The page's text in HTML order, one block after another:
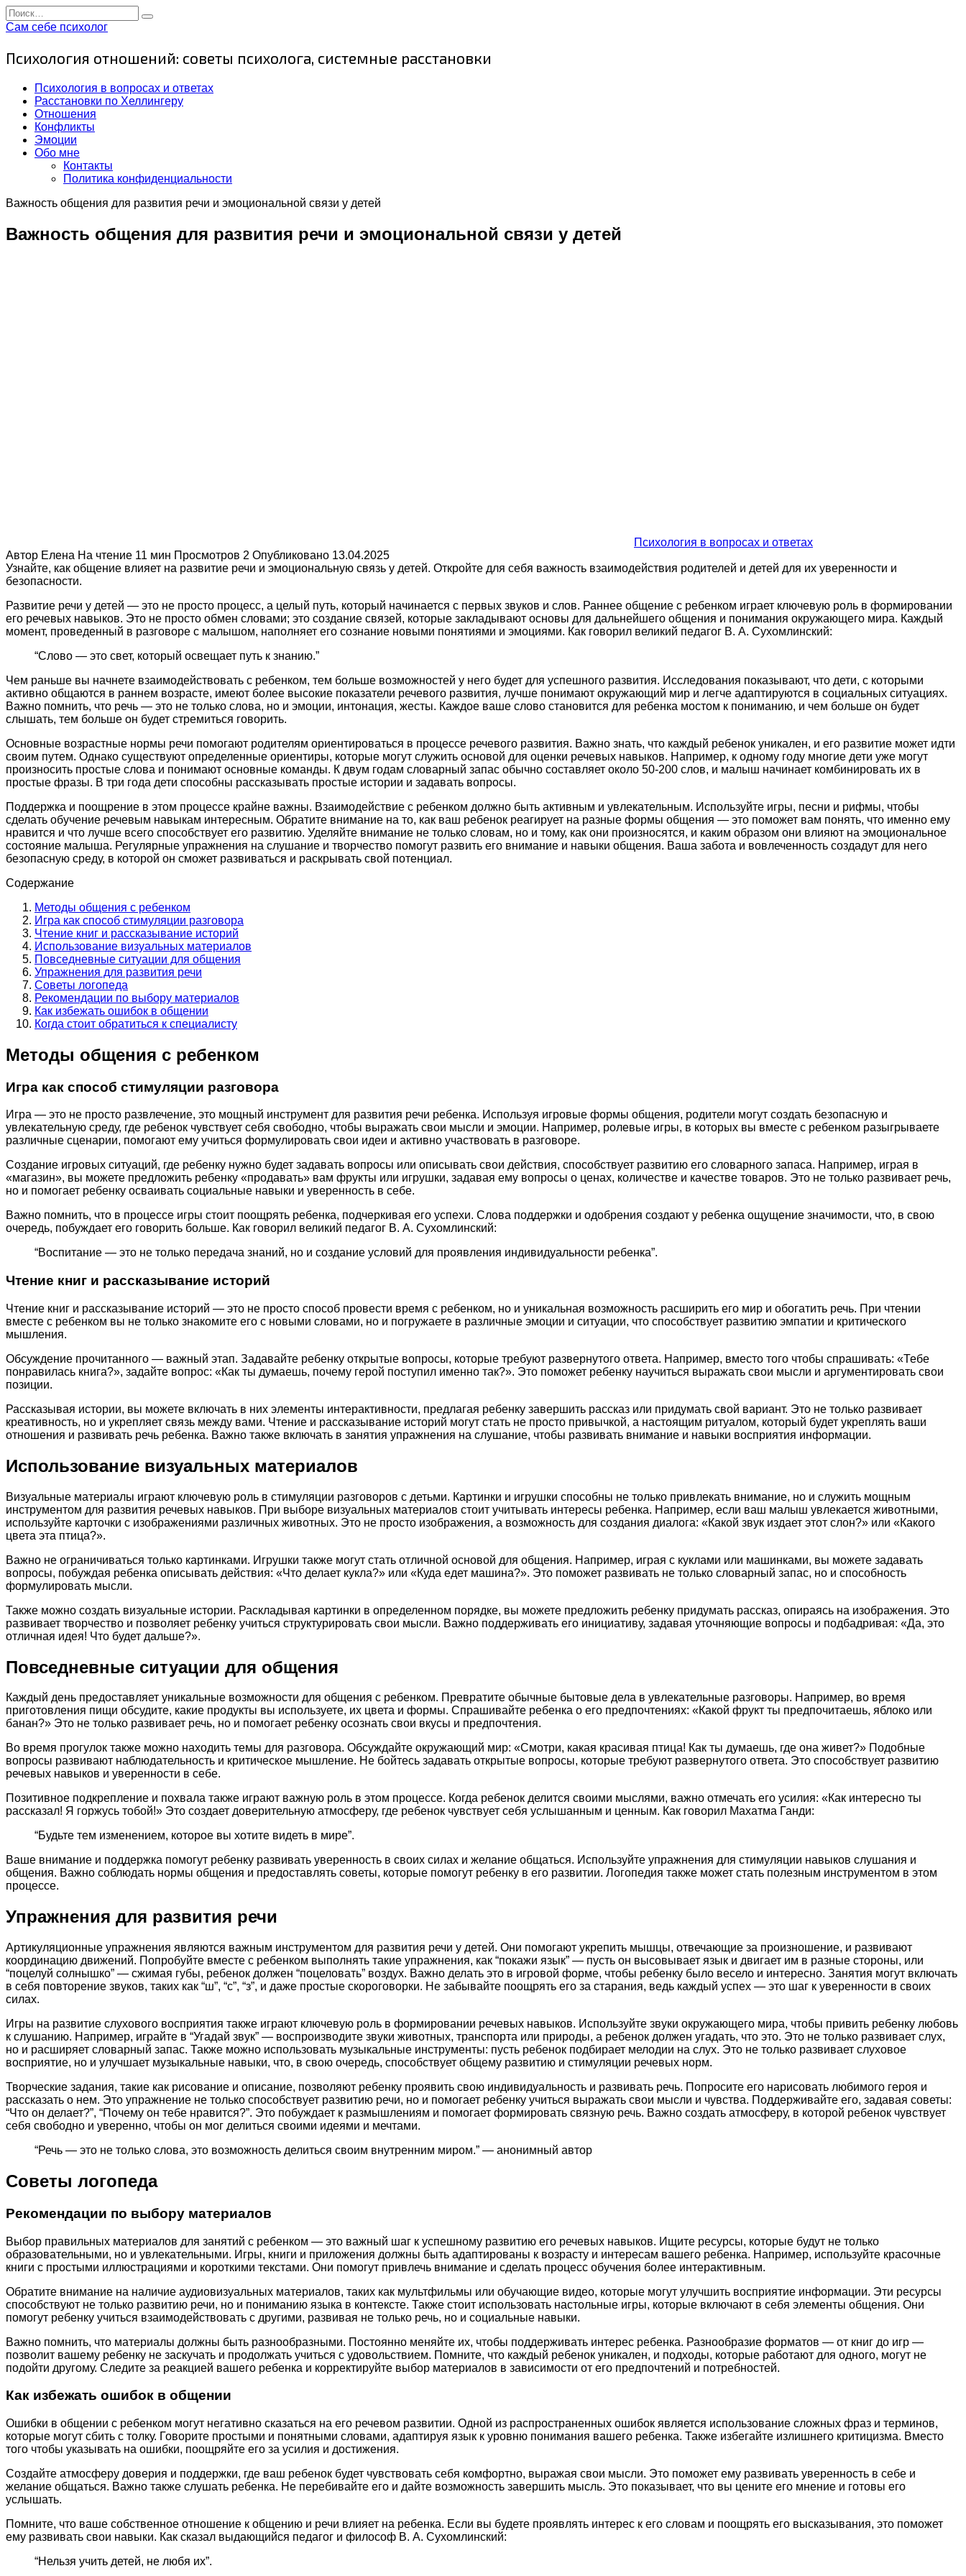
Перейти
к
Search
for:
Сам себе психолог
Психология отношений: советы психолога, системные расстановки
Психология в вопросах и ответах
Расстановки по Хеллингеру
Отношения
Конфликты
Эмоции
Обо мне
Контакты
Политика конфиденциальности
Важность общения для развития речи и эмоциональной связи у детей
Важность общения для развития речи и эмоциональной связи у детей
Психология в вопросах и ответах
Автор Елена На чтение 11 мин Просмотров 2 Опубликовано 13.04.2025
Узнайте, как общение влияет на развитие речи и эмоциональную связь у детей. Откройте для себя важность взаимодействия родителей и детей для их уверенности и
безопасности.
Развитие речи у детей — это не просто процесс, а целый путь, который начинается с первых звуков и слов. Раннее общение с ребенком играет ключевую роль в формировании
его речевых навыков. Это не просто обмен словами; это создание связей, которые закладывают основы для дальнейшего общения и понимания окружающего мира. Каждый
момент, проведенный в разговоре с малышом, наполняет его сознание новыми понятиями и эмоциями. Как говорил великий педагог В. А. Сухомлинский:
“Слово — это свет, который освещает путь к знанию.”
Чем раньше вы начнете взаимодействовать с ребенком, тем больше возможностей у него будет для успешного развития. Исследования показывают, что дети, с которыми
активно общаются в раннем возрасте, имеют более высокие показатели речевого развития, лучше понимают окружающий мир и легче адаптируются в социальных ситуациях.
Важно помнить, что речь — это не только слова, но и эмоции, интонация, жесты. Каждое ваше слово становится для ребенка мостом к пониманию, и чем больше он будет
слышать, тем больше он будет стремиться говорить.
Основные возрастные нормы речи помогают родителям ориентироваться в процессе речевого развития. Важно знать, что каждый ребенок уникален, и его развитие может идти
своим путем. Однако существуют определенные ориентиры, которые могут служить основой для оценки речевых навыков. Например, к одному году многие дети уже могут
произносить простые слова и понимают основные команды. К двум годам словарный запас обычно составляет около 50-200 слов, и малыш начинает комбинировать их в
простые фразы. В три года дети способны рассказывать простые истории и задавать вопросы.
Поддержка и поощрение в этом процессе крайне важны. Взаимодействие с ребенком должно быть активным и увлекательным. Используйте игры, песни и рифмы, чтобы
сделать обучение речевым навыкам интересным. Обратите внимание на то, как ваш ребенок реагирует на разные формы общения — это поможет вам понять, что именно ему
нравится и что лучше всего способствует его развитию. Уделяйте внимание не только словам, но и тому, как они произносятся, и каким образом они влияют на эмоциональное
состояние малыша. Регулярные упражнения на слушание и творчество помогут развить его внимание и навыки общения. Ваша забота и вовлеченность создадут для него
безопасную среду, в которой он сможет развиваться и раскрывать свой потенциал.
Содержание
Методы общения с ребенком
Игра как способ стимуляции разговора
Чтение книг и рассказывание историй
Использование визуальных материалов
Повседневные ситуации для общения
Упражнения для развития речи
Советы логопеда
Рекомендации по выбору материалов
Как избежать ошибок в общении
Когда стоит обратиться к специалисту
Методы общения с ребенком
Игра как способ стимуляции разговора
Игра — это не просто развлечение, это мощный инструмент для развития речи ребенка. Используя игровые формы общения, родители могут создать безопасную и
увлекательную среду, где ребенок чувствует себя свободно, чтобы выражать свои мысли и эмоции. Например, ролевые игры, в которых вы вместе с ребенком разыгрываете
различные сценарии, помогают ему учиться формулировать свои идеи и активно участвовать в разговоре.
Создание игровых ситуаций, где ребенку нужно будет задавать вопросы или описывать свои действия, способствует развитию его словарного запаса. Например, играя в
«магазин», вы можете предложить ребенку «продавать» вам фрукты или игрушки, задавая ему вопросы о ценах, количестве и качестве товаров. Это не только развивает речь,
но и помогает ребенку осваивать социальные навыки и уверенность в себе.
Важно помнить, что в процессе игры стоит поощрять ребенка, подчеркивая его успехи. Слова поддержки и одобрения создают у ребенка ощущение значимости, что, в свою
очередь, побуждает его говорить больше. Как говорил великий педагог В. А. Сухомлинский:
“Воспитание — это не только передача знаний, но и создание условий для проявления индивидуальности ребенка”.
Чтение книг и рассказывание историй
Чтение книг и рассказывание историй — это не просто способ провести время с ребенком, но и уникальная возможность расширить его мир и обогатить речь. При чтении
вместе с ребенком вы не только знакомите его с новыми словами, но и погружаете в различные эмоции и ситуации, что способствует развитию эмпатии и критического
мышления.
Обсуждение прочитанного — важный этап. Задавайте ребенку открытые вопросы, которые требуют развернутого ответа. Например, вместо того чтобы спрашивать: «Тебе
понравилась книга?», задайте вопрос: «Как ты думаешь, почему герой поступил именно так?». Это поможет ребенку научиться выражать свои мысли и аргументировать свои
позиции.
Рассказывая истории, вы можете включать в них элементы интерактивности, предлагая ребенку завершить рассказ или придумать свой вариант. Это не только развивает
креативность, но и укрепляет связь между вами. Чтение и рассказывание историй могут стать не просто привычкой, а настоящим ритуалом, который будет укреплять ваши
отношения и развивать речь ребенка. Важно также включать в занятия упражнения на слушание, чтобы развивать внимание и навыки восприятия информации.
Использование визуальных материалов
Визуальные материалы играют ключевую роль в стимуляции разговоров с детьми. Картинки и игрушки способны не только привлекать внимание, но и служить мощным
инструментом для развития речевых навыков. При выборе визуальных материалов стоит учитывать интересы ребенка. Например, если ваш малыш увлекается животными,
используйте карточки с изображениями различных животных. Это не просто изображения, а возможность для создания диалога: «Какой звук издает этот слон?» или «Какого
цвета эта птица?».
Важно не ограничиваться только картинками. Игрушки также могут стать отличной основой для общения. Например, играя с куклами или машинками, вы можете задавать
вопросы, побуждая ребенка описывать действия: «Что делает кукла?» или «Куда едет машина?». Это поможет развивать не только словарный запас, но и способность
формулировать мысли.
Также можно создать визуальные истории. Раскладывая картинки в определенном порядке, вы можете предложить ребенку придумать рассказ, опираясь на изображения. Это
развивает творчество и позволяет ребенку учиться структурировать свои мысли. Важно поддерживать его инициативу, задавая уточняющие вопросы и подбадривая: «Да, это
отличная идея! Что будет дальше?».
Повседневные ситуации для общения
Каждый день предоставляет уникальные возможности для общения с ребенком. Превратите обычные бытовые дела в увлекательные разговоры. Например, во время
приготовления пищи обсудите, какие продукты вы используете, их цвета и формы. Спрашивайте ребенка о его предпочтениях: «Какой фрукт ты предпочитаешь, яблоко или
банан?» Это не только развивает речь, но и помогает ребенку осознать свои вкусы и предпочтения.
Во время прогулок также можно находить темы для разговора. Обсуждайте окружающий мир: «Смотри, какая красивая птица! Как ты думаешь, где она живет?» Подобные
вопросы развивают наблюдательность и критическое мышление. Не бойтесь задавать открытые вопросы, которые требуют развернутого ответа. Это способствует развитию
речевых навыков и уверенности в себе.
Позитивное подкрепление и похвала также играют важную роль в этом процессе. Когда ребенок делится своими мыслями, важно отмечать его усилия: «Как интересно ты
рассказал! Я горжусь тобой!» Это создает доверительную атмосферу, где ребенок чувствует себя услышанным и ценным. Как говорил Махатма Ганди:
“Будьте тем изменением, которое вы хотите видеть в мире”.
Ваше внимание и поддержка помогут ребенку развивать уверенность в своих силах и желание общаться. Используйте упражнения для стимуляции навыков слушания и
общения. Важно соблюдать нормы общения и предоставлять советы, которые помогут ребенку в его развитии. Логопедия также может стать полезным инструментом в этом
процессе.
Упражнения для развития речи
Артикуляционные упражнения являются важным инструментом для развития речи у детей. Они помогают укрепить мышцы, отвечающие за произношение, и развивают
координацию движений. Попробуйте вместе с ребенком выполнять такие упражнения, как “покажи язык” — пусть он высовывает язык и двигает им в разные стороны, или
“поцелуй солнышко” — сжимая губы, ребенок должен “поцеловать” воздух. Важно делать это в игровой форме, чтобы ребенку было весело и интересно. Занятия могут включать
в себя повторение звуков, таких как “ш”, “с”, “з”, и даже простые скороговорки. Не забывайте поощрять его за старания, ведь каждый успех — это шаг к уверенности в своих
силах.
Игры на развитие слухового восприятия также играют ключевую роль в формировании речевых навыков. Используйте звуки окружающего мира, чтобы привить ребенку любовь
к слушанию. Например, играйте в “Угадай звук” — воспроизводите звуки животных, транспорта или природы, а ребенок должен угадать, что это. Это не только развивает слух,
но и расширяет словарный запас. Также можно использовать музыкальные инструменты: пусть ребенок подбирает мелодии на слух. Это не только развивает слуховое
восприятие, но и улучшает музыкальные навыки, что, в свою очередь, способствует общему развитию и стимуляции речевых норм.
Творческие задания, такие как рисование и описание, позволяют ребенку проявить свою индивидуальность и развивать речь. Попросите его нарисовать любимого героя и
рассказать о нем. Это упражнение не только способствует развитию речи, но и помогает ребенку учиться выражать свои мысли и чувства. Поддерживайте его, задавая советы:
“Что он делает?”, “Почему он тебе нравится?”. Это побуждает к размышлениям и помогает формировать связную речь. Важно создать атмосферу, в которой ребенок чувствует
себя свободно и уверенно, чтобы он мог делиться своими идеями и мечтами.
“Речь — это не только слова, это возможность делиться своим внутренним миром.” — анонимный автор
Советы логопеда
Рекомендации по выбору материалов
Выбор правильных материалов для занятий с ребенком — это важный шаг к успешному развитию его речевых навыков. Ищите ресурсы, которые будут не только
образовательными, но и увлекательными. Игры, книги и приложения должны быть адаптированы к возрасту и интересам вашего ребенка. Например, используйте красочные
книги с простыми иллюстрациями и короткими текстами. Они помогут привлечь внимание и сделать процесс обучения более интерактивным.
Обратите внимание на наличие аудиовизуальных материалов, таких как мультфильмы или обучающие видео, которые могут улучшить восприятие информации. Эти ресурсы
способствуют не только развитию речи, но и пониманию языка в контексте. Также стоит использовать настольные игры, которые включают в себя элементы общения. Они
помогут ребенку учиться взаимодействовать с другими, развивая не только речь, но и социальные навыки.
Важно помнить, что материалы должны быть разнообразными. Постоянно меняйте их, чтобы поддерживать интерес ребенка. Разнообразие форматов — от книг до игр —
позволит вашему ребенку не заскучать и продолжать учиться с удовольствием. Помните, что каждый ребенок уникален, и подходы, которые работают для одного, могут не
подойти другому. Следите за реакцией вашего ребенка и корректируйте выбор материалов в зависимости от его предпочтений и потребностей.
Как избежать ошибок в общении
Ошибки в общении с ребенком могут негативно сказаться на его речевом развитии. Одной из распространенных ошибок является использование сложных фраз и терминов,
которые могут сбить с толку. Говорите простыми и понятными словами, адаптируя язык к уровню понимания вашего ребенка. Также избегайте излишнего критицизма. Вместо
того чтобы указывать на ошибки, поощряйте его за усилия и достижения.
Создайте атмосферу доверия и поддержки, где ваш ребенок будет чувствовать себя комфортно, выражая свои мысли. Это поможет ему развивать уверенность в себе и
желание общаться. Важно также слушать ребенка. Не перебивайте его и дайте возможность завершить мысль. Это показывает, что вы цените его мнение и готовы его
услышать.
Помните, что ваше собственное отношение к общению и речи влияет на ребенка. Если вы будете проявлять интерес к его словам и поощрять его высказывания, это поможет
ему развивать свои навыки. Как сказал выдающийся педагог и философ В. А. Сухомлинский:
“Нельзя учить детей, не любя их”.